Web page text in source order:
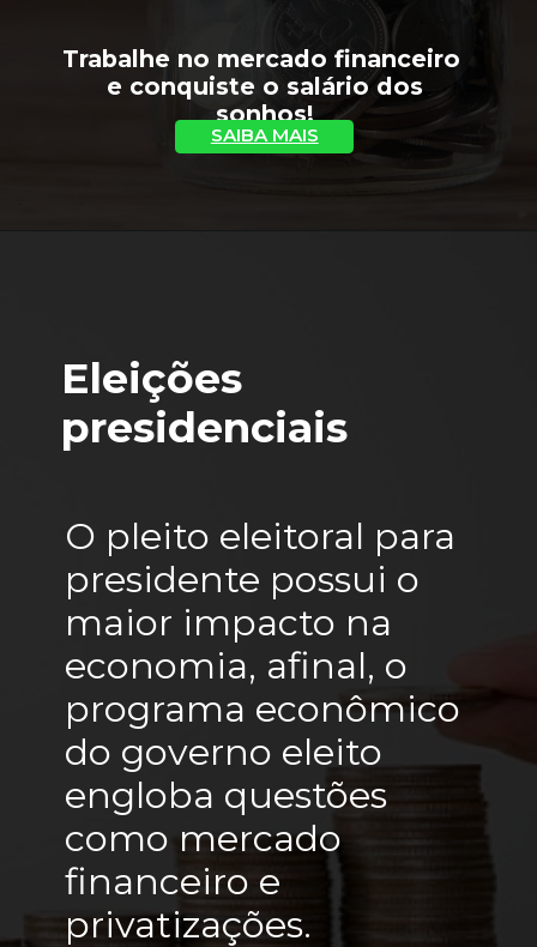
Trabalhe no mercado financeiro
e conquiste o salário dos
sonhos!
SAIBA MAIS
O pleito eleitoral para
presidente possui o
maior impacto na
economia, afinal, o
programa econômico
do governo eleito
engloba questões
como mercado
financeiro e
privatizações.
Eleições
presidenciais